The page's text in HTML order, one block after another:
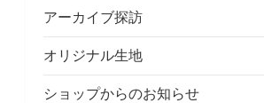
アーカイブ探訪
オリジナル生地
ショップからのお知らせ